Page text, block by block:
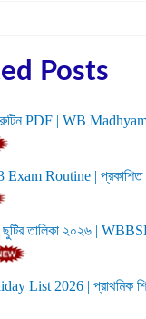
Posts
রুটিন PDF | WB
Exam Routine |
ছুটির তালিকা ২০২৬ |
List 2026 | প্রাথমিক